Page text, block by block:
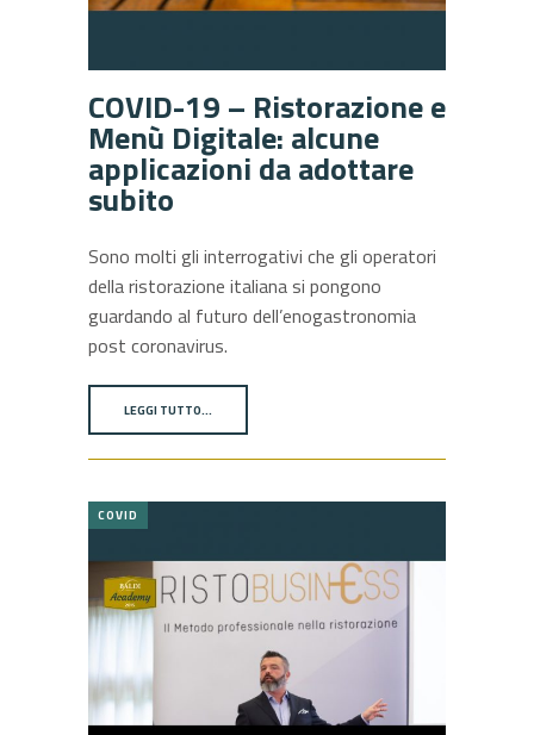
COVID-19 – Ristorazione e
Menù Digitale: alcune
applicazioni da adottare
subito
Sono molti gli interrogativi che gli operatori
della ristorazione italiana si pongono
guardando al futuro dell’enogastronomia
post coronavirus.
LEGGI TUTTO…
COVID